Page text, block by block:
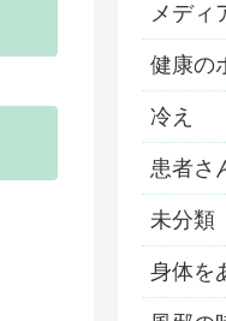
メディ
健康の
冷え
患者さ
未分類
身体を